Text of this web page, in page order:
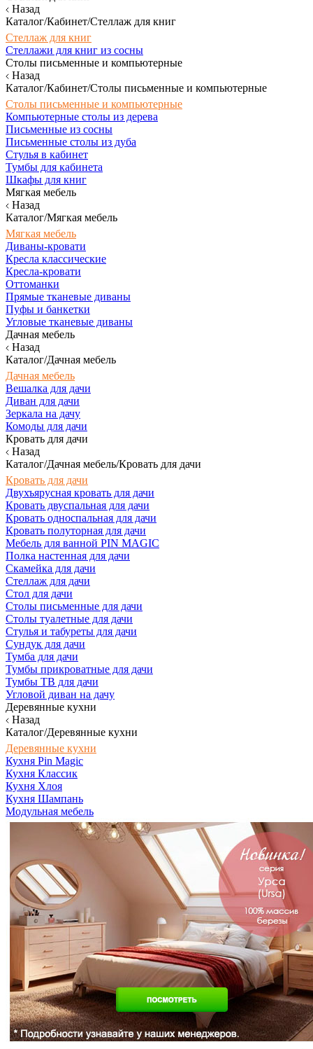
Назад
Каталог/Кабинет/Стеллаж для книг
Стеллаж для книг
Стеллажи для книг из сосны
Столы письменные и компьютерные
Назад
Каталог/Кабинет/Столы письменные и компьютерные
Столы письменные и компьютерные
Компьютерные столы из дерева
Письменные из сосны
Письменные столы из дуба
Стулья в кабинет
Тумбы для кабинета
Шкафы для книг
Мягкая мебель
Назад
Каталог/Мягкая мебель
Мягкая мебель
Диваны-кровати
Кресла классические
Кресла-кровати
Оттоманки
Прямые тканевые диваны
Пуфы и банкетки
Угловые тканевые диваны
Дачная мебель
Назад
Каталог/Дачная мебель
Дачная мебель
Вешалка для дачи
Диван для дачи
Зеркала на дачу
Комоды для дачи
Кровать для дачи
Назад
Каталог/Дачная мебель/Кровать для дачи
Кровать для дачи
Двухъярусная кровать для дачи
Кровать двуспальная для дачи
Кровать односпальная для дачи
Кровать полуторная для дачи
Мебель для ванной PIN MAGIC
Полка настенная для дачи
Скамейка для дачи
Стеллаж для дачи
Стол для дачи
Столы письменные для дачи
Столы туалетные для дачи
Стулья и табуреты для дачи
Сундук для дачи
Тумба для дачи
Тумбы прикроватные для дачи
Тумбы ТВ для дачи
Угловой диван на дачу
Деревянные кухни
Назад
Каталог/Деревянные кухни
Деревянные кухни
Кухня Pin Magic
Кухня Классик
Кухня Хлоя
Кухня Шампань
Модульная мебель